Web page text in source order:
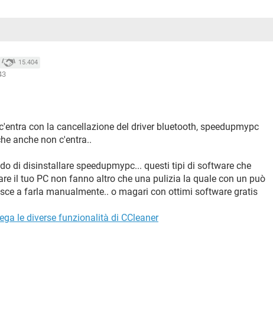
15.404
con la cancellazione del driver bluetooth, speedupmypc
anche non c'entra..
di disinstallare speedupmypc... questi tipi di software che
il tuo PC non fanno altro che una pulizia la quale con un può
a farla manualmente.. o magari con ottimi software gratis
le diverse funzionalità di CCleaner